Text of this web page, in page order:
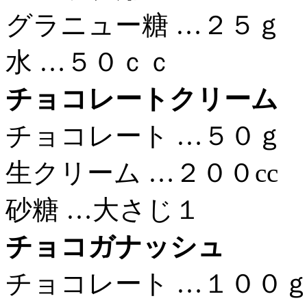
グラニュー糖 …２５ｇ
水 …５０ｃｃ
チョコレートクリーム
チョコレート …５０ｇ
生クリーム …２００cc
砂糖 …大さじ１
チョコガナッシュ
チョコレート …１００